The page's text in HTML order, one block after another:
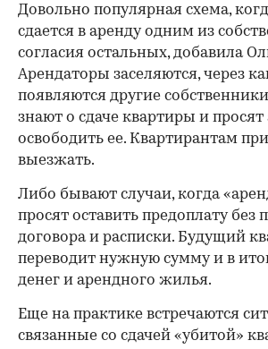
Довольно популярная схема,
сдается в аренду одним из
согласия остальных, добавила
Арендаторы заселяются, через
появляются другие
знают о сдаче квартиры и просят
освободить ее. Квартирантам
выезжать.
Либо бывают случаи, когда
просят оставить предоплату без
договора и расписки. Будущий
переводит нужную сумму и в
денег и арендного жилья.
Еще на практике встречаются
связанные со сдачей «убитой»